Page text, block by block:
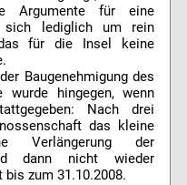
Argumente für eine
sich lediglich um rein
für die Insel keine
Baugenehmigung des
wurde hingegen, wenn
Nach drei
das kleine
Verlängerung der
dann nicht wieder
zum 31.10.2008.